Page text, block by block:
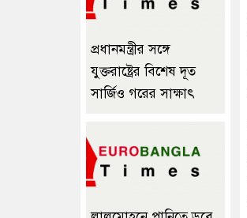
প্রধানমন্ত্রীর সঙ্গে
যুক্তরাষ্ট্রের বিশেষ দূত
সার্জিও গরের সাক্ষাৎ